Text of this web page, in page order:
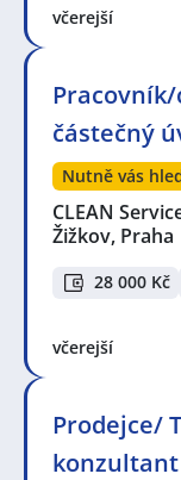
včerejší
částečný
Nutně vás
CLEAN
Žižkov, Praha
28 000 Kč
včerejší
Prodejce/